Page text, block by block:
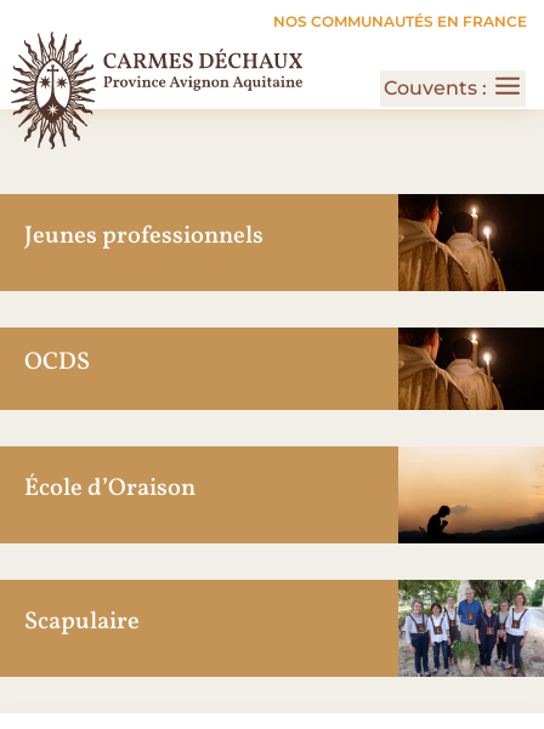
Jeunes professionnels
OCDS
École d’Oraison
Scapulaire